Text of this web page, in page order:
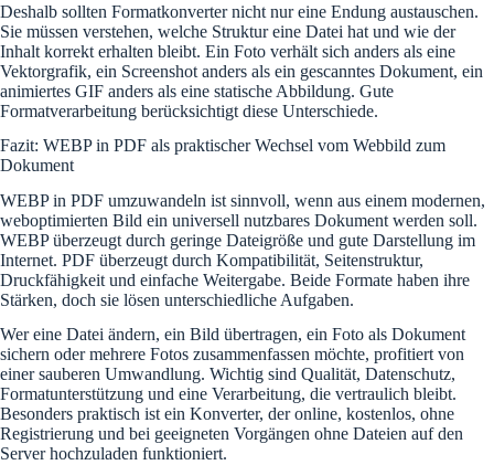
Deshalb sollten Formatkonverter nicht nur eine Endung austauschen.
Sie müssen verstehen, welche Struktur eine Datei hat und wie der
Inhalt korrekt erhalten bleibt. Ein Foto verhält sich anders als eine
Vektorgrafik, ein Screenshot anders als ein gescanntes Dokument, ein
animiertes GIF anders als eine statische Abbildung. Gute
Formatverarbeitung berücksichtigt diese Unterschiede.
Fazit: WEBP in PDF als praktischer Wechsel vom Webbild zum
Dokument
WEBP in PDF umzuwandeln ist sinnvoll, wenn aus einem modernen,
weboptimierten Bild ein universell nutzbares Dokument werden soll.
WEBP überzeugt durch geringe Dateigröße und gute Darstellung im
Internet. PDF überzeugt durch Kompatibilität, Seitenstruktur,
Druckfähigkeit und einfache Weitergabe. Beide Formate haben ihre
Stärken, doch sie lösen unterschiedliche Aufgaben.
Wer eine Datei ändern, ein Bild übertragen, ein Foto als Dokument
sichern oder mehrere Fotos zusammenfassen möchte, profitiert von
einer sauberen Umwandlung. Wichtig sind Qualität, Datenschutz,
Formatunterstützung und eine Verarbeitung, die vertraulich bleibt.
Besonders praktisch ist ein Konverter, der online, kostenlos, ohne
Registrierung und bei geeigneten Vorgängen ohne Dateien auf den
Server hochzuladen funktioniert.